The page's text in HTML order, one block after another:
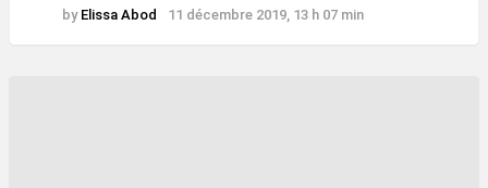
by Elissa Abod 11 décembre 2019, 13 h 07 min